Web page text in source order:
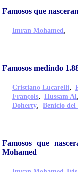
Famosos que
Imran Mohamed,
Famosos medindo
Cristiano Lucarelli,
François, Hussam Al
Doherty, Benicio del
Famosos que
Mohamed